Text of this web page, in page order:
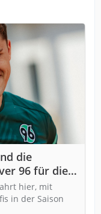
die
96 für die
hier, mit
in der Saison